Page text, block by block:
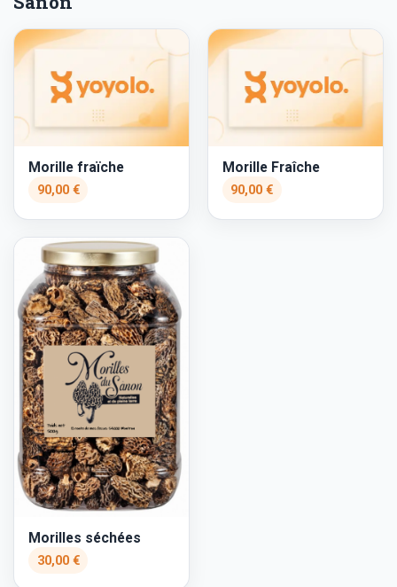
Morille fraïche
90,00 €
Morille Fraîche
90,00 €
Morilles séchées
30,00 €